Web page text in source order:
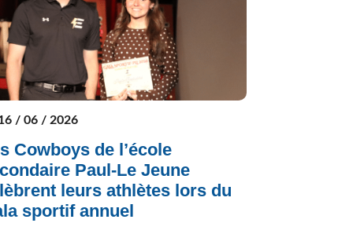
/ 06 / 2026
Cowboys de l’école
Paul-Le Jeune
leurs athlètes lors du
sportif annuel